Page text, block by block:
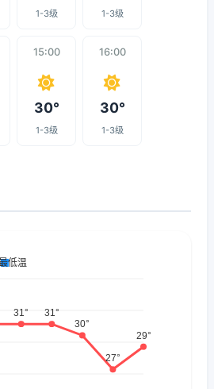
1-3级 1-3级
15:00
30°
1-3级
16:00
30°
1-3级